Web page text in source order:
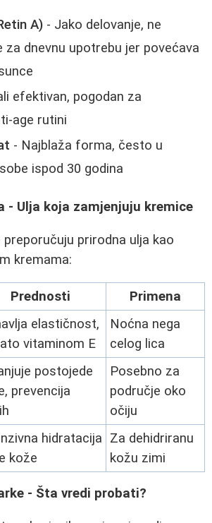
A) - Jako delovanje, ne
za dnevnu upotrebu jer povećava
efektivan, pogodan za
age rutini
- Najblaža forma, često u
ispod 30 godina
- Ulja koja zamjenjuju kremice
prirodna ulja kao
kremama:
Prednosti
Primena
elastičnost,
vitaminom E
Noćna nega
celog lica
postojede
prevencija
Posebno za
područje oko
očiju
hidratacija
kože
Za dehidriranu
kožu zimi
- Šta vredi probati?